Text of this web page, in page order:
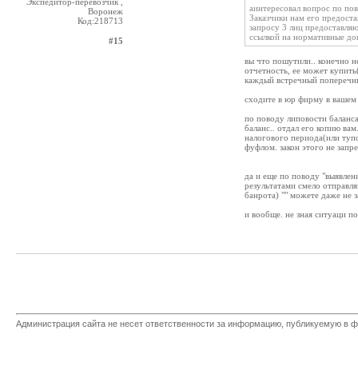
Воронеж
Код:218713
#15
аинтересовал вопрос по
Заказчики нам его
запросу 3 лиц
ссылкой на нормативные
вы что пошутили.. конечно
отчетность, ее может
каждый встречный
сходите в юр фирму в вашем
по поводу липовости
баланс.. отдал его копию
налогового периода(или
фуфлом. закон этого не
да и еще по поводу
результатами смело
банрота) "" можете даже не
и вообще. не зная ситуаци
Администрация сайта не несет ответственности за информацию, публикуемую